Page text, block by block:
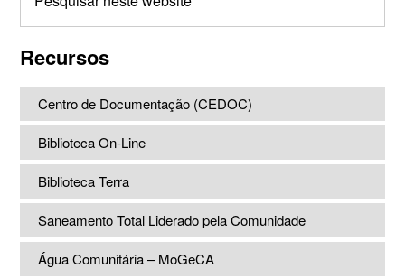
neste
Recursos
Centro de Documentação (CEDOC)
Biblioteca On-Line
Biblioteca Terra
Saneamento Total Liderado pela Comunidade
Água Comunitária – MoGeCA